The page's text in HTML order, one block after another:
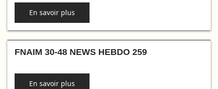
En savoir plus
FNAIM 30-48 NEWS HEBDO 259
En savoir plus